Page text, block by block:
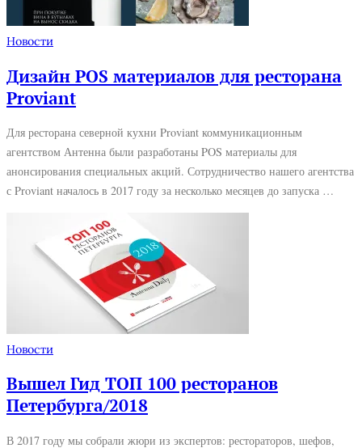
Новости
Дизайн POS материалов для ресторана
Proviant
Для ресторана северной кухни Proviant коммуникационным
агентством Антенна были разработаны POS материалы для
анонсирования специальных акций. Сотрудничество нашего агентства
с Proviant началось в 2017 году за несколько месяцев до запуска …
Новости
Вышел Гид ТОП 100 ресторанов
Петербурга/2018
В 2017 году мы собрали жюри из экспертов: рестораторов, шефов,